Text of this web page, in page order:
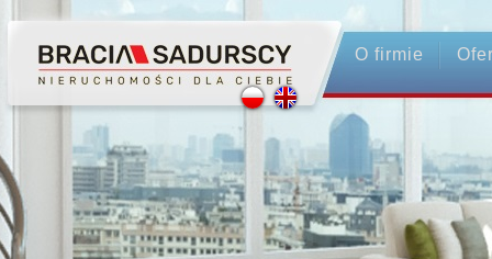
O firmie
Profesjonalne Pośrednictwo